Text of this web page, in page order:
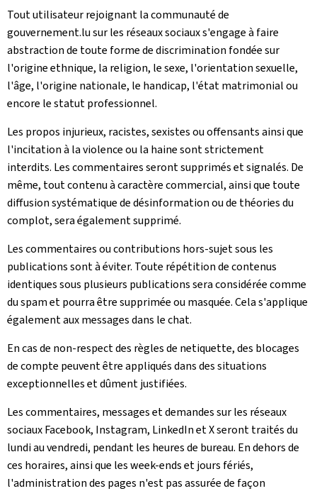
Tout utilisateur rejoignant la communauté de
gouvernement.lu sur les réseaux sociaux s'engage à faire
abstraction de toute forme de discrimination fondée sur
l'origine ethnique, la religion, le sexe, l'orientation sexuelle,
l'âge, l'origine nationale, le handicap, l'état matrimonial ou
encore le statut professionnel.
Les propos injurieux, racistes, sexistes ou offensants ainsi que
l'incitation à la violence ou la haine sont strictement
interdits. Les commentaires seront supprimés et signalés. De
même, tout contenu à caractère commercial, ainsi que toute
diffusion systématique de désinformation ou de théories du
complot, sera également supprimé.
Les commentaires ou contributions hors-sujet sous les
publications sont à éviter. Toute répétition de contenus
identiques sous plusieurs publications sera considérée comme
du spam et pourra être supprimée ou masquée. Cela s'applique
également aux messages dans le chat.
En cas de non-respect des règles de netiquette, des blocages
de compte peuvent être appliqués dans des situations
exceptionnelles et dûment justifiées.
Les commentaires, messages et demandes sur les réseaux
sociaux Facebook, Instagram, LinkedIn et X seront traités du
lundi au vendredi, pendant les heures de bureau. En dehors de
ces horaires, ainsi que les week-ends et jours fériés,
l'administration des pages n'est pas assurée de façon